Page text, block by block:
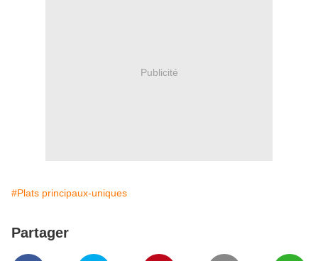
Publicité
#Plats principaux-uniques
Partager